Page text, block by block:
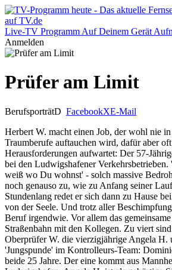
Live-TV Programm Auf Deinem Gerät
Anmelden
Prüfer am Limit
BerufsporträtD FacebookXE-Mail
Herbert W. macht einen Job, der wohl nie
Traumberufe auftauchen wird, dafür aber
Herausforderungen aufwartet: Der 57-
bei den Ludwigshafener
weiß wo Du wohnst' - solch massive
noch genauso zu, wie zu Anfang seiner
Stundenlang redet er sich dann zu Hause
von der Seele. Und trotz aller
Beruf irgendwie. Vor allem das
Straßenbahn mit den Kollegen. Zu viert
Oberprüfer W. die vierzigjährige Angela H.
'Jungspunde' im Kontrolleurs-Team:
beide 25 Jahre. Der eine kommt aus